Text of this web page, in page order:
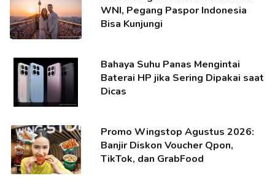
WNI, Pegang Paspor Indonesia
Bisa Kunjungi
Bahaya Suhu Panas Mengintai
Baterai HP jika Sering Dipakai saat
Dicas
Promo Wingstop Agustus 2026:
Banjir Diskon Voucher Qpon,
TikTok, dan GrabFood